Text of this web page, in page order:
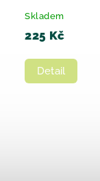
Skladem
225 Kč
Detail